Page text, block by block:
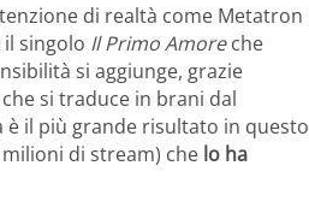
di realtà come Metatron
il singolo Il Primo Amoreche
si aggiunge, grazie
si traduce in brani dal
il più grande risultato in questo
di stream) che lo ha